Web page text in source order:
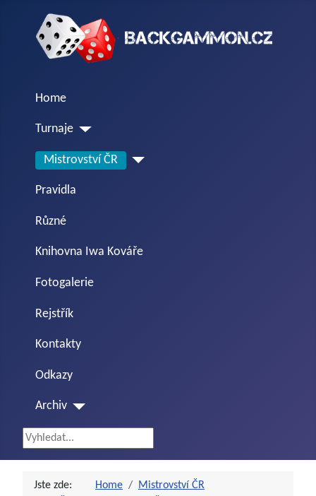
Home
Turnaje
Mistrovství ČR
Pravidla
Různé
Knihovna Iwa Kováře
Fotogalerie
Rejstřík
Kontakty
Odkazy
Archiv
Vyhledávání...
Jste zde: Home
Mistrovství ČR